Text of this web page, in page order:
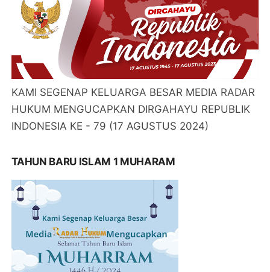
KAMI SEGENAP KELUARGA BESAR MEDIA RADAR
HUKUM MENGUCAPKAN DIRGAHAYU REPUBLIK
INDONESIA KE - 79 (17 AGUSTUS 2024)
TAHUN BARU ISLAM 1 MUHARAM